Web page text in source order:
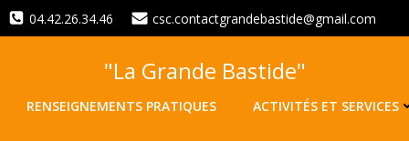
04.42.26.34.46 csc.contactgrandebastide@gmail.com
"La Grande Bastide"
RENSEIGNEMENTS PRATIQUES ACTIVITÉS ET SERVICES